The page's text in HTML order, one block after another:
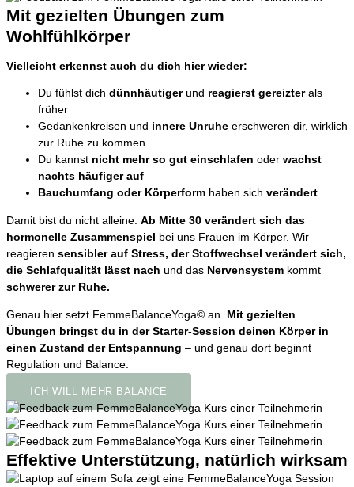
Mit gezielten Übungen zum
Wohlfühlkörper
Vielleicht erkennst auch du dich hier wieder:
Du fühlst dich dünnhäutigerund reagierst gereizterals
früher
Gedankenkreisen und innere Unruhe erschweren dir, wirklich
zur Ruhe zu kommen
Du kannst nicht mehr so gut einschlafen oder wachst
nachts häufiger auf
Bauchumfang oder Körperform haben sich verändert
Damit bist du nicht alleine. Ab Mitte 30 verändert sich das
hormonelle Zusammenspiel
bei uns Frauen im Körper. Wir
reagieren sensibler auf Stress, der Stoffwechsel verändert sich,
die Schlafqualität lässt nach und das Nervensystem kommt
schwerer zur Ruhe.
Genau hier setzt FemmeBalanceYoga© an. Mit gezielten
Übungen bringst du in der Starter-Session deinen Körper in
einen Zustand der Entspannung – und genau dort beginnt
Regulation und Balance.
ICH WILL MEHR BALANCE
Effektive Unterstützung, natürlich wirksam